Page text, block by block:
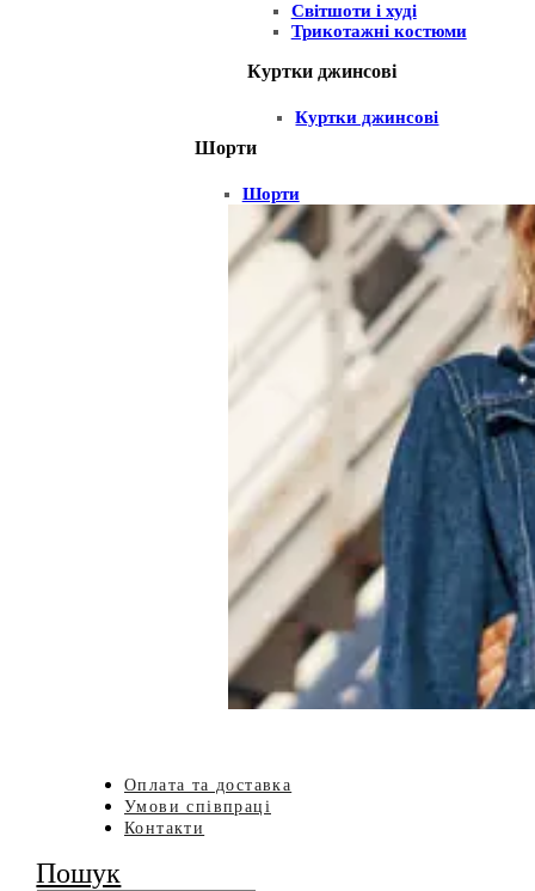
Світшоти і худі
Трикотажні костюми
Куртки джинсові
Куртки джинсові
Шорти
Шорти
Оплата та доставка
Умови співпраці
Контакти
Пошук